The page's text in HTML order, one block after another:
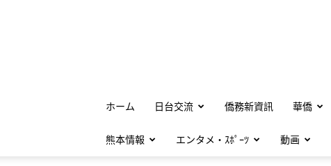
ホーム 日台交流 僑務新資訊 華僑
熊本情報 エンタメ・ｽﾎﾟｰﾂ 動画